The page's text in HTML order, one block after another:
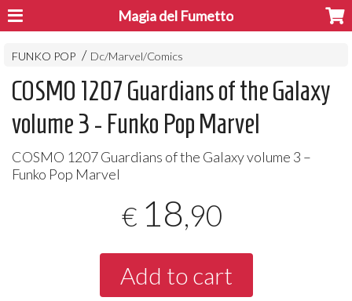
Magia del Fumetto
FUNKO POP Dc/Marvel/Comics
COSMO 1207 Guardians of the Galaxy
volume 3 - Funko Pop Marvel
COSMO 1207 Guardians of the Galaxy volume 3 –
Funko Pop Marvel
€ 18,90
Add to cart